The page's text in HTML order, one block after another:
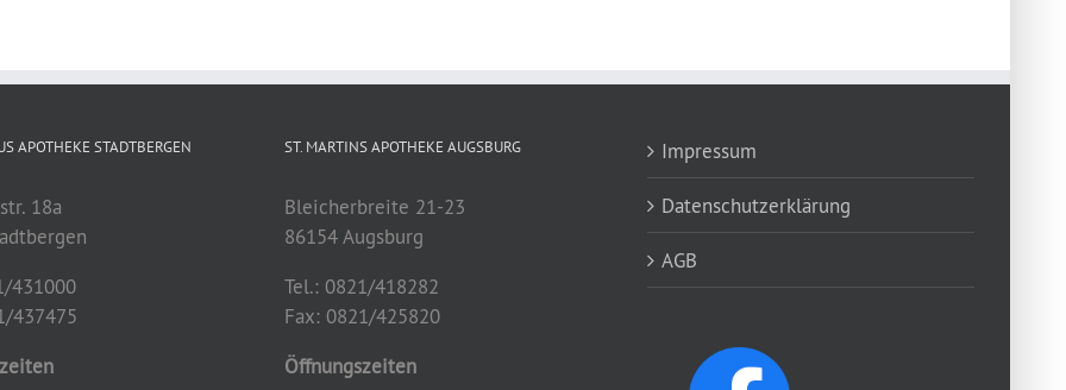
APOTHEKE STADTBERGEN
18a
431000
437475
ST. MARTINS APOTHEKE AUGSBURG
Bleicherbreite 21-23
86154 Augsburg
Tel.: 0821/418282
Fax: 0821/425820
Öffnungszeiten
Impressum
Datenschutzerklärung
AGB